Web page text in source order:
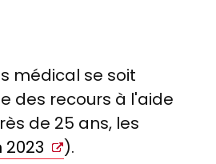
médical se soit
des recours à l'aide
de 25 ans, les
2023 ).